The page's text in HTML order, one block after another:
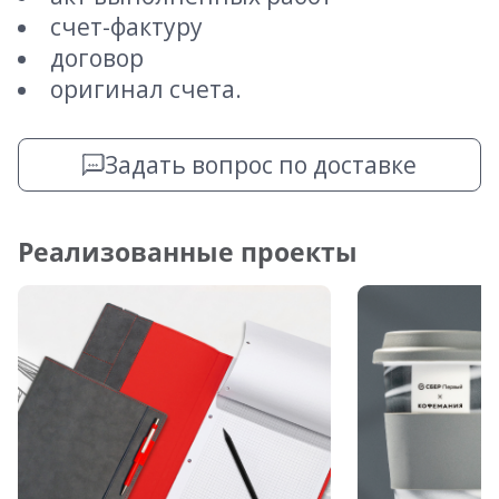
счет-фактуру
договор
оригинал счета.
Задать вопрос по доставке
Реализованные проекты